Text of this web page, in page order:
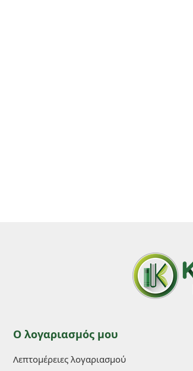
Ο λογαριασμός μου
Λεπτομέρειες λογαριασμού